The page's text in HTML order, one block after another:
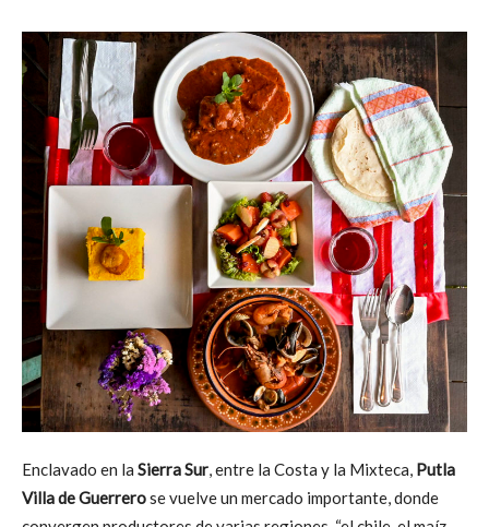
Enclavado en la Sierra Sur, entre la Costa y la Mixteca, Putla
Villa de Guerrerose vuelve un mercado importante, donde